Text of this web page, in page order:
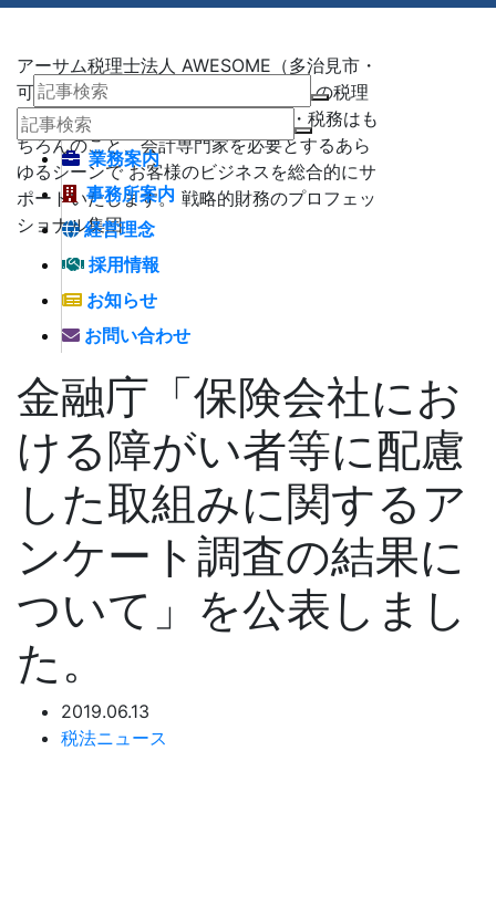
アーサム税理士法人 AWESOME（多治見市・
可児市・瑞浪市・土岐市） -地域No1 の税理
士法人 アーサム税理士法人 – 会計・税務はも
ちろんのこと、会計専門家を必要とするあら
ゆるシーンで お客様のビジネスを総合的にサ
ポートいたします。 戦略的財務のプロフェッ
ショナル集団
業務案内
事務所案内
経営理念
採用情報
お知らせ
お問い合わせ
金融庁「保険会社にお
ける障がい者等に配慮
した取組みに関するア
ンケート調査の結果に
ついて」を公表しまし
た。
2019.06.13
税法ニュース